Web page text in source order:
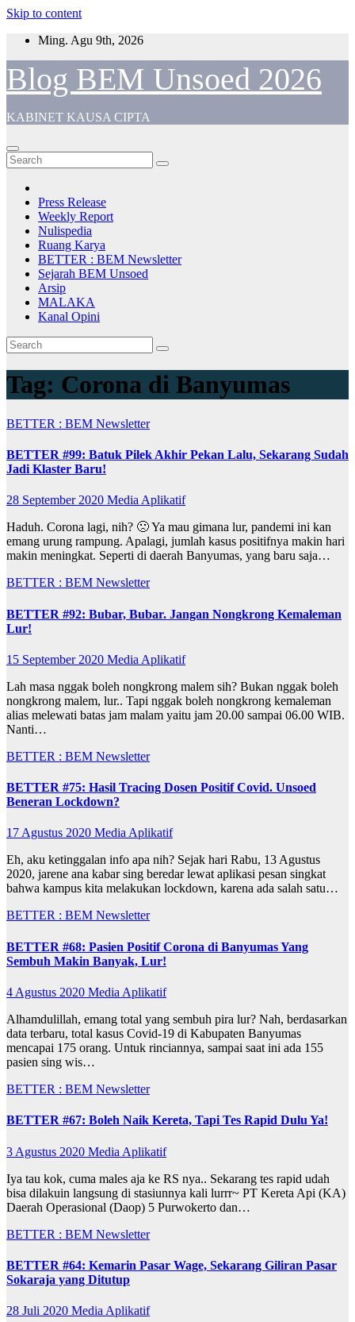
Skip to content
Ming. Agu 9th, 2026
Blog BEM Unsoed 2026
KABINET KAUSA CIPTA
Press Release
Weekly Report
Nulispedia
Ruang Karya
BETTER : BEM Newsletter
Sejarah BEM Unsoed
Arsip
MALAKA
Kanal Opini
Tag: Corona di Banyumas
BETTER : BEM Newsletter
BETTER #99: Batuk Pilek Akhir Pekan Lalu, Sekarang Sudah
Jadi Klaster Baru!
28 September 2020 Media Aplikatif
Haduh. Corona lagi, nih? 🙁 Ya mau gimana lur, pandemi ini kan
emang urung rampung. Apalagi, jumlah kasus positifnya makin hari
makin meningkat. Seperti di daerah Banyumas, yang baru saja…
BETTER : BEM Newsletter
BETTER #92: Bubar, Bubar. Jangan Nongkrong Kemaleman
Lur!
15 September 2020 Media Aplikatif
Lah masa nggak boleh nongkrong malem sih? Bukan nggak boleh
nongkrong malem, lur.. Tapi nggak boleh nongkrong kemaleman
alias melewati batas jam malam yaitu jam 20.00 sampai 06.00 WIB.
Nanti…
BETTER : BEM Newsletter
BETTER #75: Hasil Tracing Dosen Positif Covid. Unsoed
Beneran Lockdown?
17 Agustus 2020 Media Aplikatif
Eh, aku ketinggalan info apa nih? Sejak hari Rabu, 13 Agustus
2020, jarene ana kabar sing beredar lewat aplikasi pesan singkat
bahwa kampus kita melakukan lockdown, karena ada salah satu…
BETTER : BEM Newsletter
BETTER #68: Pasien Positif Corona di Banyumas Yang
Sembuh Makin Banyak, Lur!
4 Agustus 2020 Media Aplikatif
Alhamdulillah, emang total yang sembuh pira lur? Nah, berdasarkan
data terbaru, total kasus Covid-19 di Kabupaten Banyumas
mencapai 175 orang. Untuk rinciannya, sampai saat ini ada 155
pasien sing wis…
BETTER : BEM Newsletter
BETTER #67: Boleh Naik Kereta, Tapi Tes Rapid Dulu Ya!
3 Agustus 2020 Media Aplikatif
Iya tau kok, cuma males aja ke RS nya.. Sekarang tes rapid udah
bisa dilakuin langsung di stasiunnya kali lurrr~ PT Kereta Api (KA)
Daerah Operasional (Daop) 5 Purwokerto dan…
BETTER : BEM Newsletter
BETTER #64: Kemarin Pasar Wage, Sekarang Giliran Pasar
Sokaraja yang Ditutup
28 Juli 2020 Media Aplikatif